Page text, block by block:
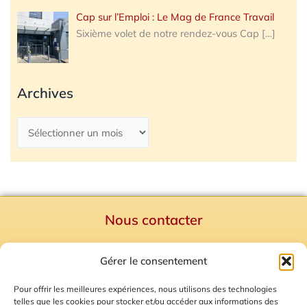
Gérer le consentement
Pour offrir les meilleures expériences, nous utilisons des technologies
telles que les cookies pour stocker et/ou accéder aux informations des
Cap sur l’Emploi : Le Mag de France Travail
Sixième volet de notre rendez-vous Cap […]
Archives
Nous contacter
Mentions Légales
Plan du site